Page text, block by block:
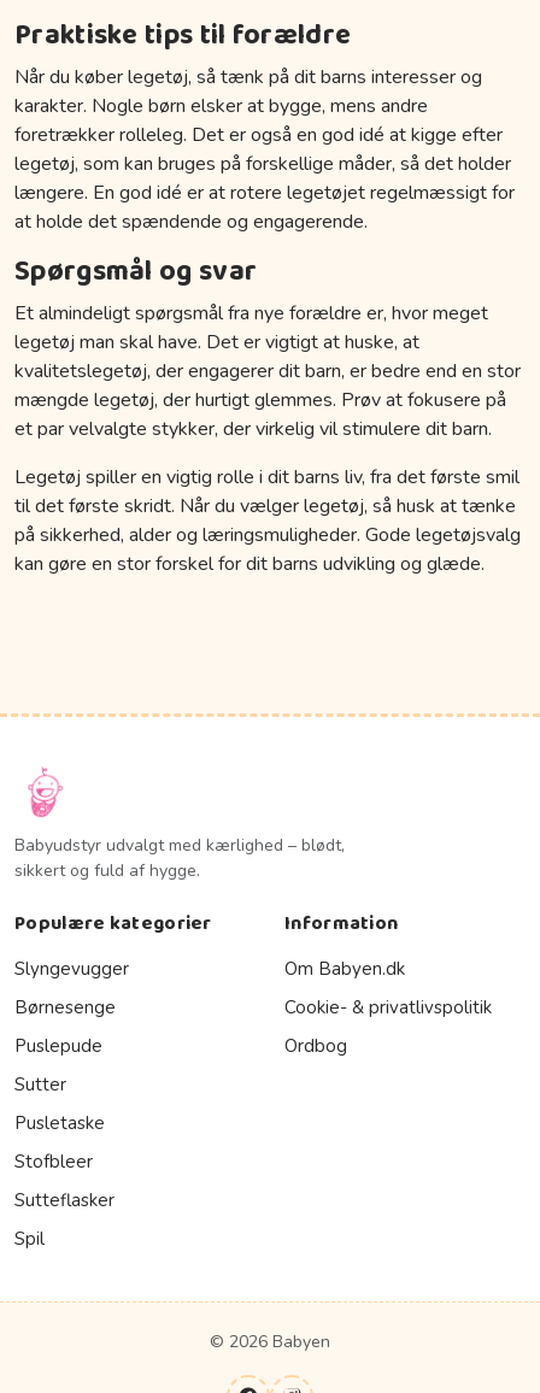
Praktiske tips til forældre
Når du køber legetøj, så tænk på dit barns interesser og
karakter. Nogle børn elsker at bygge, mens andre
foretrækker rolleleg. Det er også en god idé at kigge efter
legetøj, som kan bruges på forskellige måder, så det holder
længere. En god idé er at rotere legetøjet regelmæssigt for
at holde det spændende og engagerende.
Spørgsmål og svar
Et almindeligt spørgsmål fra nye forældre er, hvor meget
legetøj man skal have. Det er vigtigt at huske, at
kvalitetslegetøj, der engagerer dit barn, er bedre end en stor
mængde legetøj, der hurtigt glemmes. Prøv at fokusere på
et par velvalgte stykker, der virkelig vil stimulere dit barn.
Legetøj spiller en vigtig rolle i dit barns liv, fra det første smil
til det første skridt. Når du vælger legetøj, så husk at tænke
på sikkerhed, alder og læringsmuligheder. Gode legetøjsvalg
kan gøre en stor forskel for dit barns udvikling og glæde.
Babyudstyr udvalgt med kærlighed – blødt,
sikkert og fuld af hygge.
Populære kategorier
Slyngevugger
Børnesenge
Puslepude
Sutter
Pusletaske
Stofbleer
Sutteflasker
Spil
Information
Om Babyen.dk
Cookie- & privatlivspolitik
Ordbog
© 2026 Babyen